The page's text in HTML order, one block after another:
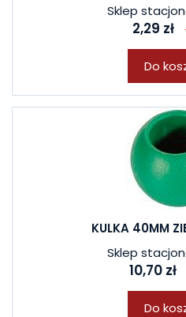
Sklep
2,29 zł
Do
KULKA 40MM
Sklep
10,70 zł
Do